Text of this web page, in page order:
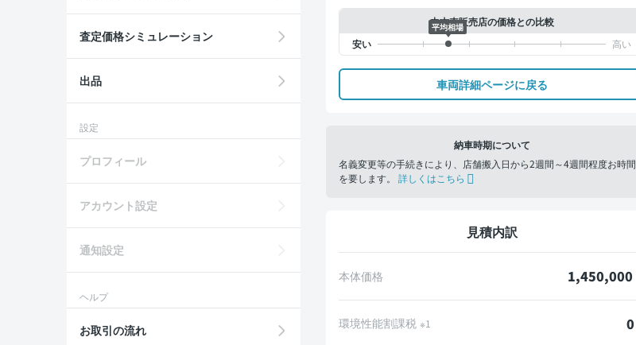
中古車販売店の価格との比較
平均相場
車両詳細ページに戻る
納車時期について
名義変更等の手続きにより、店舗搬入日から2週間～4週間程度お時間
を要します。 詳しくはこちら
見積内訳
本体価格 1,450,000
環境性能割課税 ※1 0
査定価格シミュレーション
出品
設定
プロフィール
アカウント設定
通知設定
ヘルプ
お取引の流れ